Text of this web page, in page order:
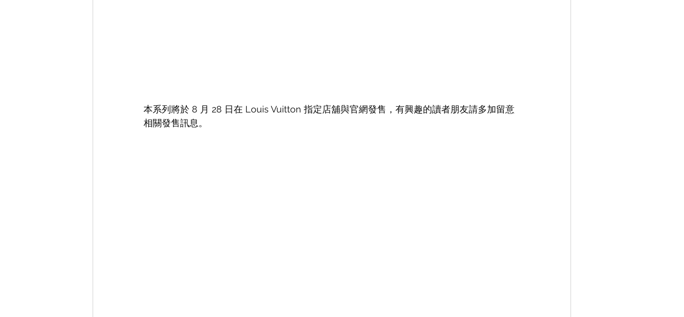
本系列將於 8 月 28 日在 Louis Vuitton 指定店舖與官網發售，有興趣的讀者朋友請多加留意
相關發售訊息。